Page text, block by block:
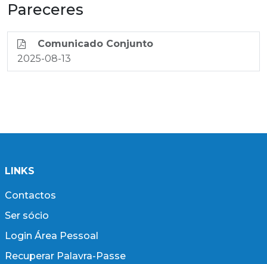
Pareceres
Comunicado Conjunto
2025-08-13
LINKS
Contactos
Ser sócio
Login Área Pessoal
Recuperar Palavra-Passe